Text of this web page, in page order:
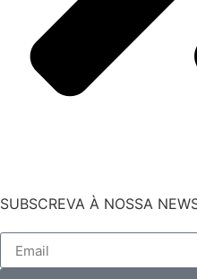
SUBSCREVA À NOSSA